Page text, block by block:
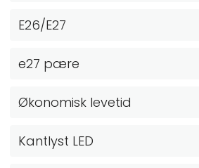
E26/E27
e27 pære
Økonomisk levetid
Kantlyst LED